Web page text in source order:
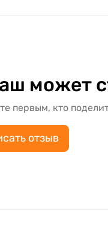
может
первым, кто
отзыв